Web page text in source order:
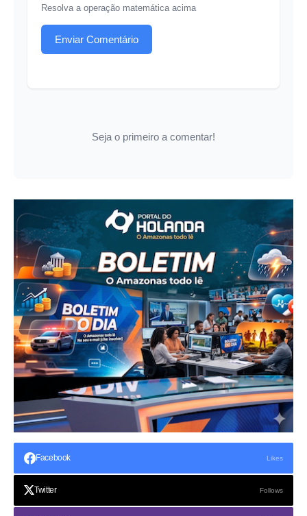
Resolva a operação matemática acima
Enviar Comentário
Seja o primeiro a comentar!
Facebook Likes
Twitter Follows